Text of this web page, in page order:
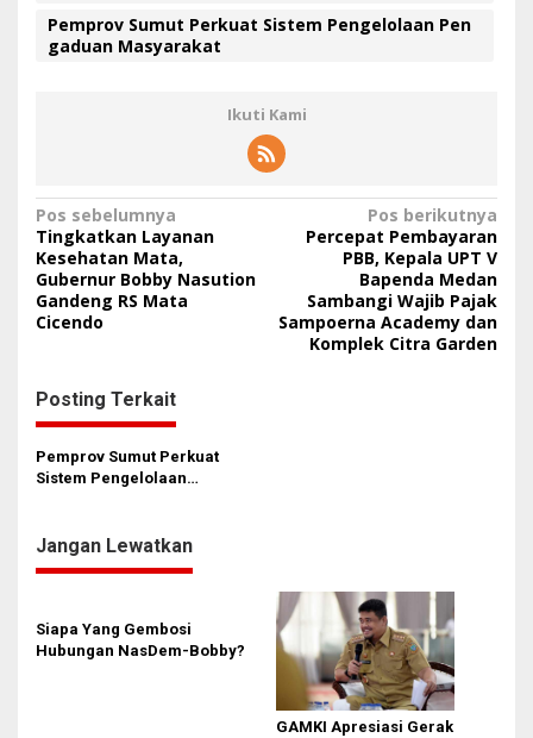
Pemprov Sumut Perkuat Sistem Pengelolaan Pen
gaduan Masyarakat
Ikuti Kami
N
a
v
i
a
s
i
p
s
Pos sebelumnya
Tingkatkan Layanan
Kesehatan Mata,
Gubernur Bobby Nasution
Gandeng RS Mata
Cicendo
Pos berikutnya
Percepat Pembayaran
PBB, Kepala UPT V
Bapenda Medan
Sambangi Wajib Pajak
Sampoerna Academy dan
Komplek Citra Garden
Posting Terkait
Pemprov Sumut Perkuat
Sistem Pengelolaan
Jangan Lewatkan
Siapa Yang Gembosi
Hubungan NasDem-Bobby?
GAMKI Apresiasi Gerak